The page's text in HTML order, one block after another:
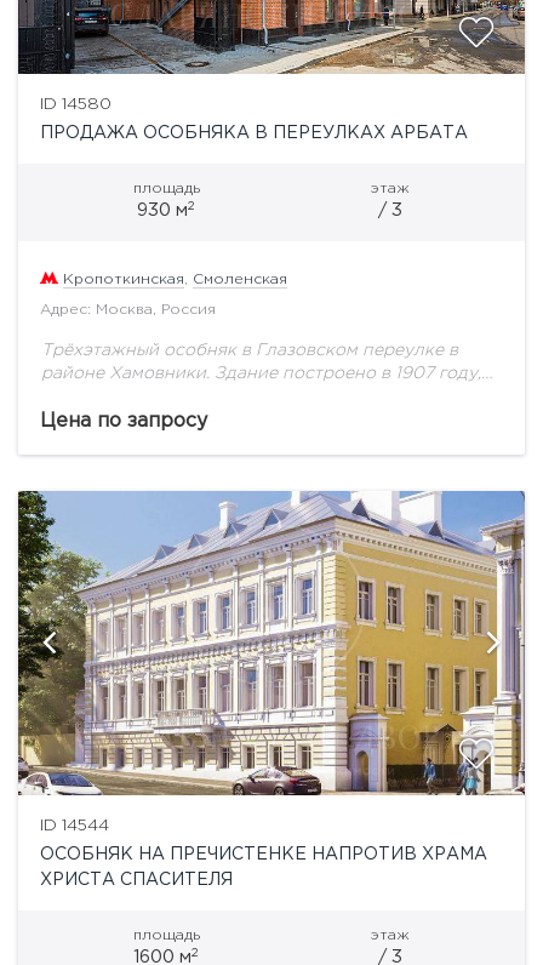
ID 14580
ПРОДАЖА ОСОБНЯКА В ПЕРЕУЛКАХ АРБАТА
площадь
930 м2
этаж
/ 3
Кропоткинская Смоленская
Адрес: Москва, Россия
Трёхэтажный особняк в Глазовском переулке в
районе Хамовники. Здание построено в 1907 году,
коммуникаций и реставрацией фасада произведена
Цена по запросу
ID 14544
ОСОБНЯК НА ПРЕЧИСТЕНКЕ НАПРОТИВ ХРАМА
ХРИСТА СПАСИТЕЛЯ
площадь
1600 м2
этаж
/ 3